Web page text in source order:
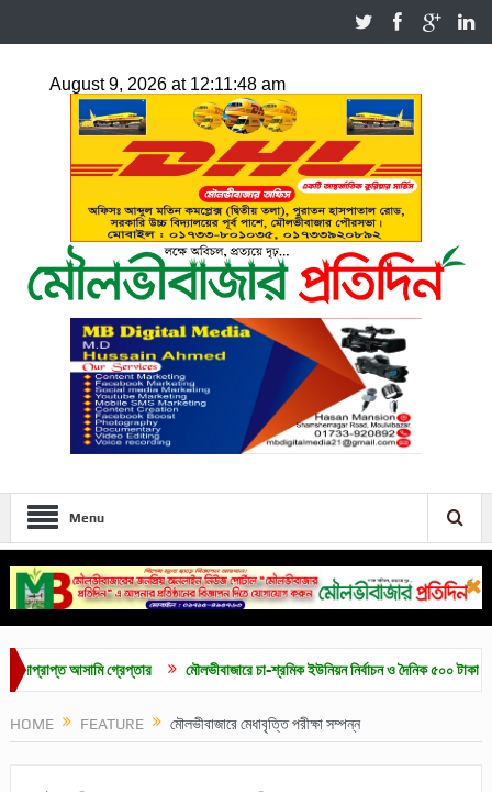
Menu
আসামি গ্রেপ্তার মৌলভীবাজারে চা-শ্রমিক ইউনিয়ন নির্বাচন ও দৈনিক ৫০০ টাকা মজুরির
HOME FEATURE মৌলভীবাজারে মেধাবৃত্তি পরীক্ষা সম্পন্ন